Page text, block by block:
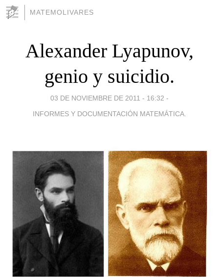
MATEMOLIVARES
Alexander Lyapunov,
genio y suicidio.
03 DE NOVIEMBRE DE 2011 - 16:32 -
INFORMES Y DOCUMENTACIÓN MATEMÁTICA.